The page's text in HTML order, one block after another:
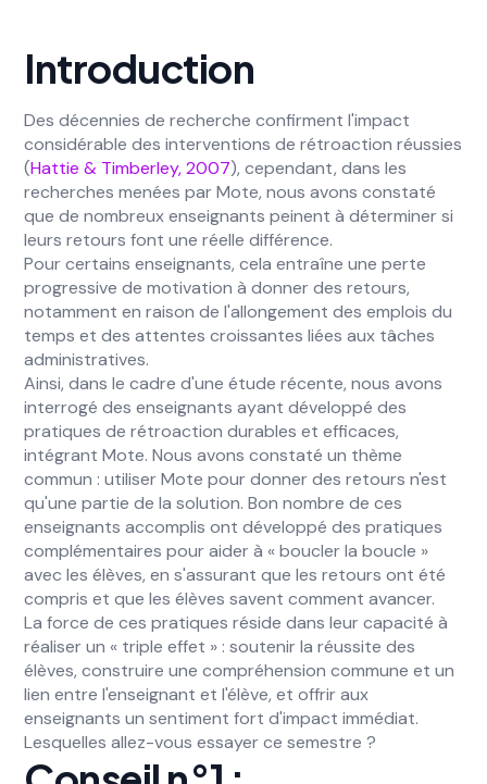
Introduction
Des décennies de recherche confirment l'impact
considérable des interventions de rétroaction réussies
(Hattie & Timberley, 2007), cependant, dans les
recherches menées par Mote, nous avons constaté
que de nombreux enseignants peinent à déterminer si
leurs retours font une réelle différence.
Pour certains enseignants, cela entraîne une perte
progressive de motivation à donner des retours,
notamment en raison de l'allongement des emplois du
temps et des attentes croissantes liées aux tâches
administratives.
Ainsi, dans le cadre d'une étude récente, nous avons
interrogé des enseignants ayant développé des
pratiques de rétroaction durables et efficaces,
intégrant Mote. Nous avons constaté un thème
commun : utiliser Mote pour donner des retours n'est
qu'une partie de la solution. Bon nombre de ces
enseignants accomplis ont développé des pratiques
complémentaires pour aider à « boucler la boucle »
avec les élèves, en s'assurant que les retours ont été
compris et que les élèves savent comment avancer.
La force de ces pratiques réside dans leur capacité à
réaliser un « triple effet » : soutenir la réussite des
élèves, construire une compréhension commune et un
lien entre l'enseignant et l'élève, et offrir aux
enseignants un sentiment fort d'impact immédiat.
Lesquelles allez-vous essayer ce semestre ?